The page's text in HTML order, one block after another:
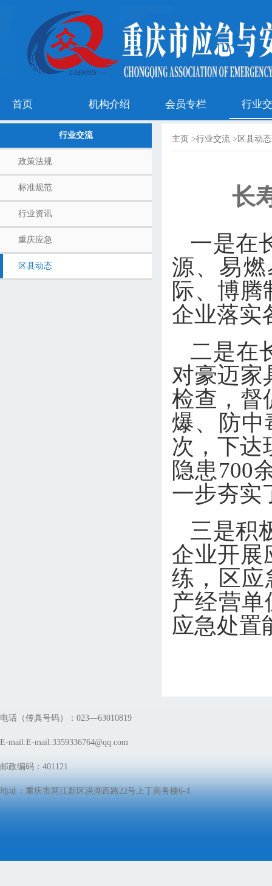
首页 机构介绍 会员专栏 行业
行业交流
政策法规
标准规范
行业资讯
重庆应急
区县动态
主页 >行业交流 > 区县动态
长
一是在
源、易
际、博腾
企业落实
二是在
对豪迈家
检查，督
爆、防中
次，下达
隐患700
一步夯实
三是积
企业开展
练，区应
产经营
应急处置
电话（传真号码）：023—63010819
E-mail:E-mail:3359336764@qq.com
邮政编码：401121
地址：重庆市两江新区洪湖西路22号上丁商务楼6-4